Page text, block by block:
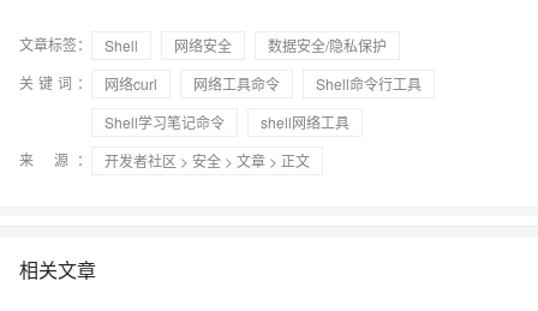
文章标签： Shell 网络安全
数据安全/隐私保护
关键词：
网络curl 网络工具命令
Shell命令行工具
Shell学习笔记命令
shell网络工具
来 源：
开发者社区 > 安全 > 文章 > 正文
相关文章